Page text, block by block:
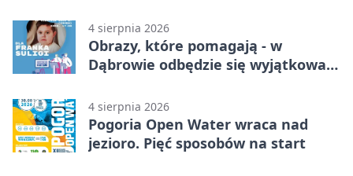
4 sierpnia 2026
Obrazy, które pomagają - w
Dąbrowie odbędzie się wyjątkowa
4 sierpnia 2026
Pogoria Open Water wraca nad
jezioro. Pięć sposobów na start